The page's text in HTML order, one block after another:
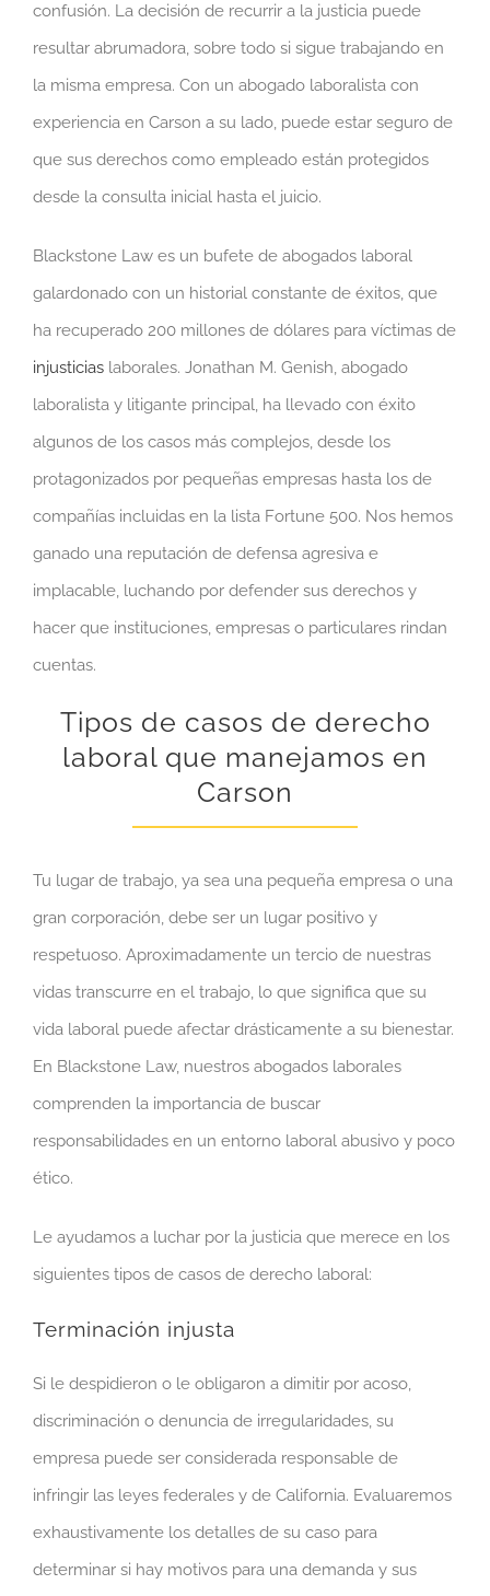
confusión. La decisión de recurrir a la justicia puede
resultar abrumadora, sobre todo si sigue trabajando en
la misma empresa. Con un abogado laboralista con
experiencia en Carson a su lado, puede estar seguro de
que sus derechos como empleado están protegidos
desde la consulta inicial hasta el juicio.
Blackstone Law es un bufete de abogados laboral
galardonado con un historial constante de éxitos, que
ha recuperado 200 millones de dólares para víctimas de
injusticias laborales. Jonathan M. Genish, abogado
laboralista y litigante principal, ha llevado con éxito
algunos de los casos más complejos, desde los
protagonizados por pequeñas empresas hasta los de
compañías incluidas en la lista Fortune 500. Nos hemos
ganado una reputación de defensa agresiva e
implacable, luchando por defender sus derechos y
hacer que instituciones, empresas o particulares rindan
cuentas.
Tipos de casos de derecho
laboral que manejamos en
Carson
Tu lugar de trabajo, ya sea una pequeña empresa o una
gran corporación, debe ser un lugar positivo y
respetuoso. Aproximadamente un tercio de nuestras
vidas transcurre en el trabajo, lo que significa que su
vida laboral puede afectar drásticamente a su bienestar.
En Blackstone Law, nuestros abogados laborales
comprenden la importancia de buscar
responsabilidades en un entorno laboral abusivo y poco
ético.
Le ayudamos a luchar por la justicia que merece en los
siguientes tipos de casos de derecho laboral:
Terminación injusta
Si le despidieron o le obligaron a dimitir por acoso,
discriminación o denuncia de irregularidades, su
empresa puede ser considerada responsable de
infringir las leyes federales y de California. Evaluaremos
exhaustivamente los detalles de su caso para
determinar si hay motivos para una demanda y sus